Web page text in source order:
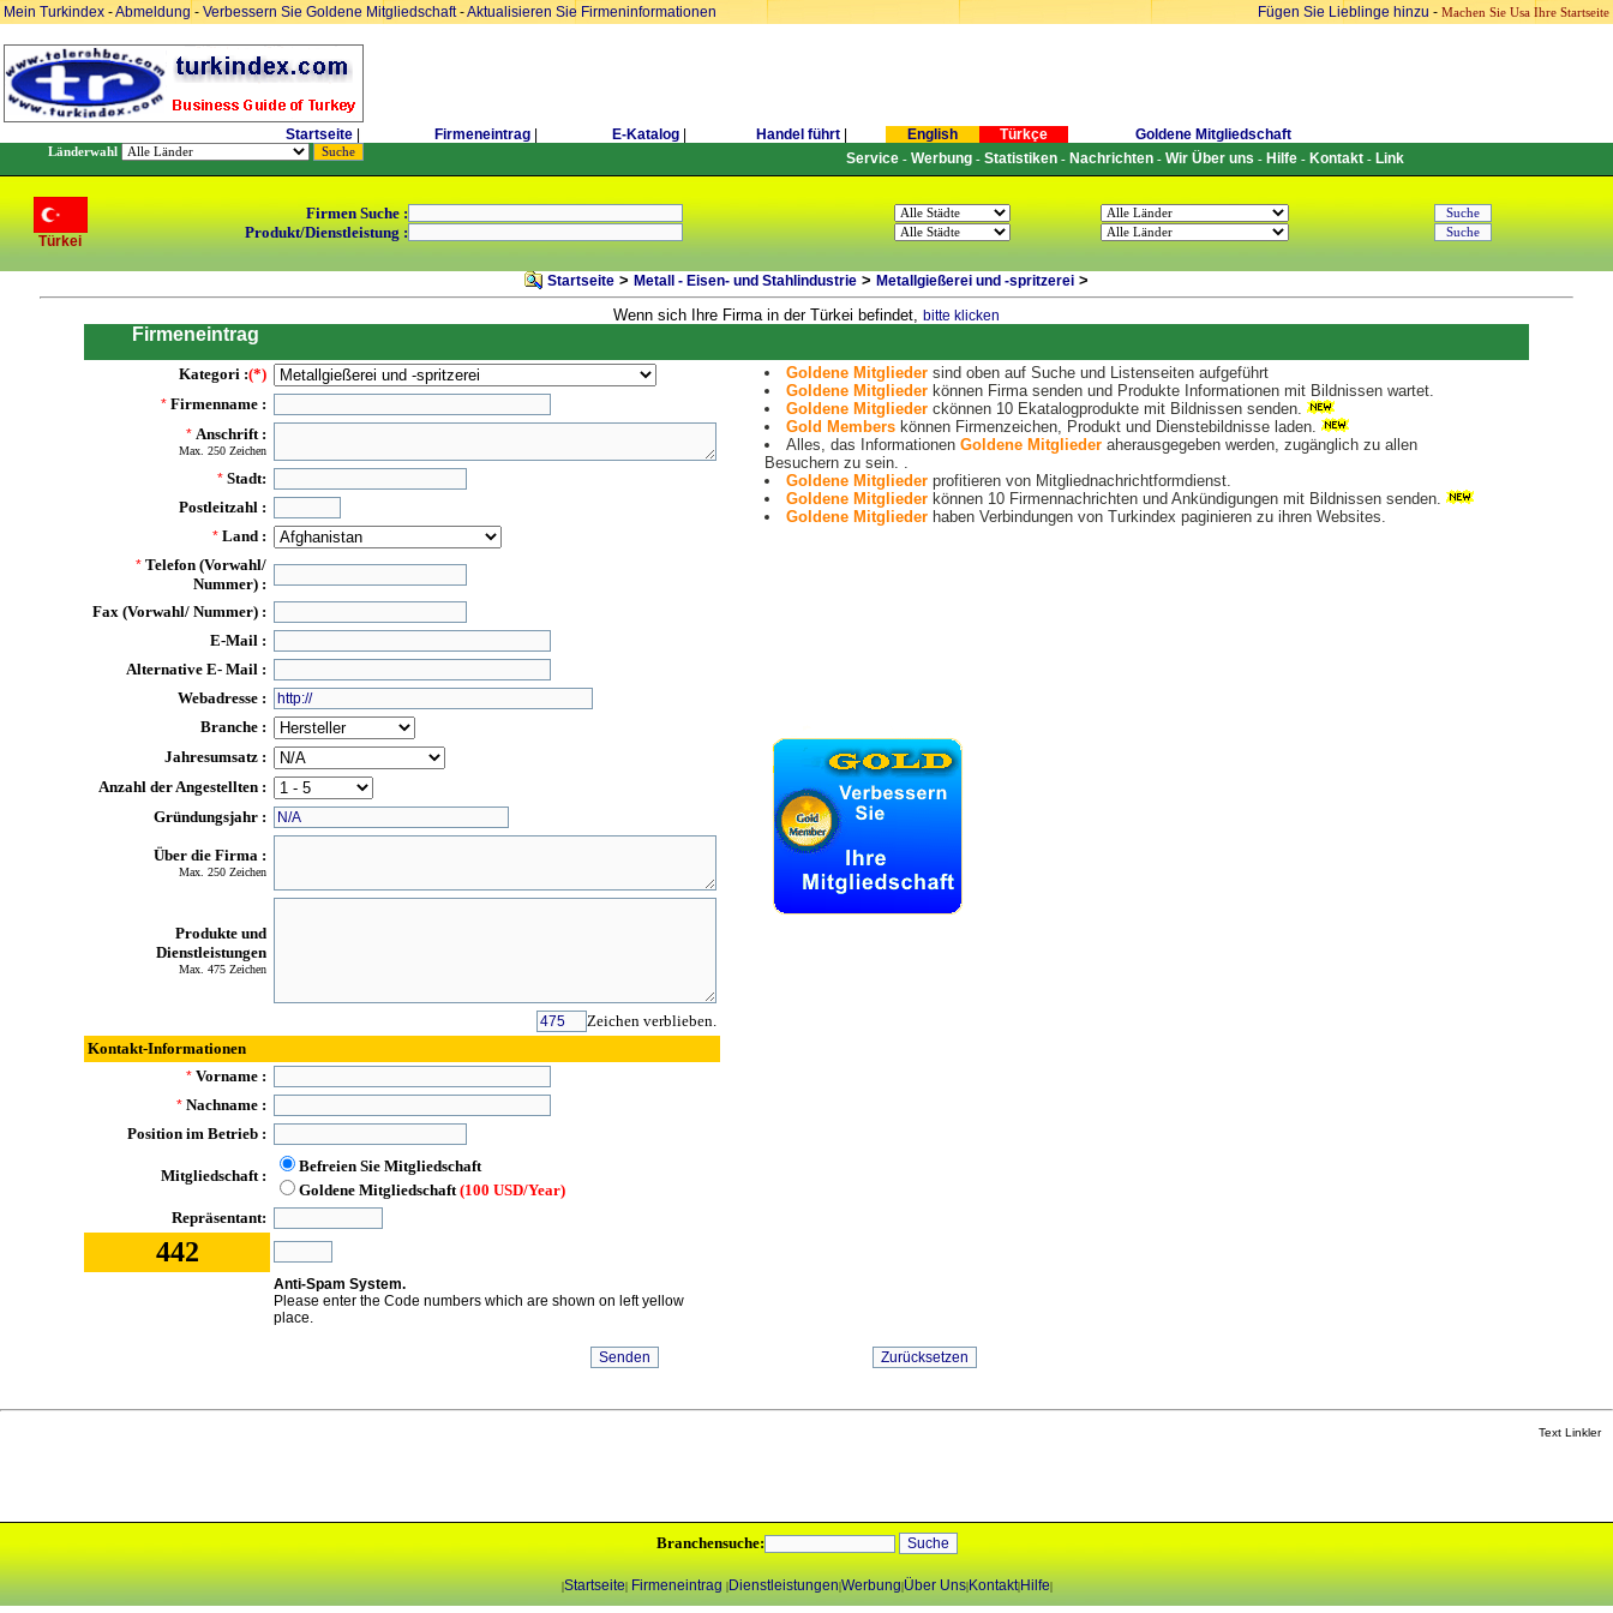
Mein Turkindex -Abmeldung- Verbessern Sie Goldene Mitgliedschaft-Aktualisieren Sie Firmeninformationen Fügen Sie Lieblinge hinzu - Machen Sie Usa Ihre Startseite
Startseite Firmeneintrag E-Katalog Handel führt English Türkçe Goldene Mitgliedschaft
Länderwahl Service- Werbung- Statistiken- Nachrichten- Wir Über uns - Hilfe- Kontakt- Link
Türkei
Firmen Suche :
Produkt/Dienstleistung :
Startseite > Metall - Eisen- und Stahlindustrie > Metallgießerei und -spritzerei >
Wenn sich Ihre Firma in der Türkei befindet, bitte klicken
Firmeneintrag
Kategori :(*)
* Firmenname :
* Anschrift :
Max. 250 Zeichen
* Stadt:
Postleitzahl :
* Land :
* Telefon (Vorwahl/
Nummer) :
Fax (Vorwahl/ Nummer) :
E-Mail :
Alternative E- Mail :
Webadresse :
Branche :
Jahresumsatz :
Anzahl der Angestellten :
Gründungsjahr :
Über die Firma :
Max. 250 Zeichen
Produkte und
Dienstleistungen
Max. 475 Zeichen
Zeichen verblieben.
Kontakt-Informationen
* Vorname :
* Nachname :
Position im Betrieb :
Mitgliedschaft :
Befreien Sie Mitgliedschaft
Goldene Mitgliedschaft(100 USD/Year)
Repräsentant:
442
Anti-Spam System.
Please enter the Code numbers which are shown on left yellow
place.
Goldene Mitglieder sind oben auf Suche und Listenseiten aufgeführt
Goldene Mitglieder können Firma senden und Produkte Informationen mit Bildnissen wartet.
Goldene Mitglieder ckönnen 10 Ekatalogprodukte mit Bildnissen senden.
Gold Members können Firmenzeichen, Produkt und Dienstebildnisse laden.
Alles, das Informationen Goldene Mitglieder aherausgegeben werden, zugänglich zu allen
Besuchern zu sein. .
Goldene Mitglieder profitieren von Mitgliednachrichtformdienst.
Goldene Mitglieder können 10 Firmennachrichten und Ankündigungen mit Bildnissen senden.
Goldene Mitglieder haben Verbindungen von Turkindex paginieren zu ihren Websites.
Text Linkler
Branchensuche:
|Startseite| Firmeneintrag |Dienstleistungen|Werbung|Über Uns|Kontakt|Hilfe|